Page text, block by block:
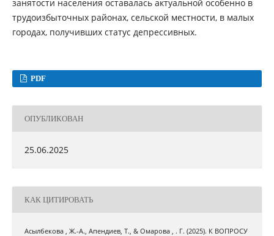
занятости населения оставалась актуальной особенно в
трудоизбыточных районах, сельской местности, в малых
городах, получивших статус депрессивных.
PDF
ОПУБЛИКОВАН
25.06.2025
КАК ЦИТИРОВАТЬ
Асылбекова , Ж.-А., Апендиев, Т., & Омарова , . Г. (2025). К ВОПРОСУ